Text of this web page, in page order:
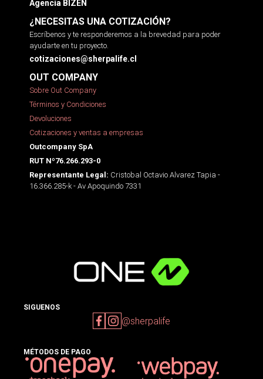
Agencia BIZEN
¿NECESITAS UNA COTIZACIÓN?
Escríbenos y te responderemos a la brevedad para poder
ayudarte en tu proyecto.
cotizaciones@sherpalife.cl
OUT COMPANY
Sobre Out Company
Términos y Condiciones
Devoluciones
Cotizaciones y ventas a empresas
Outcompany SpA
RUT Nº76.266.293-0
Representante Legal: Cristobal Octavio Alvarez Tapia -
16.366.285-k - Av Apoquindo 7331
SIGUENOS
@sherpalife
MÉTODOS DE PAGO